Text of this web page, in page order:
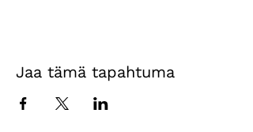
Jaa tämä tapahtuma